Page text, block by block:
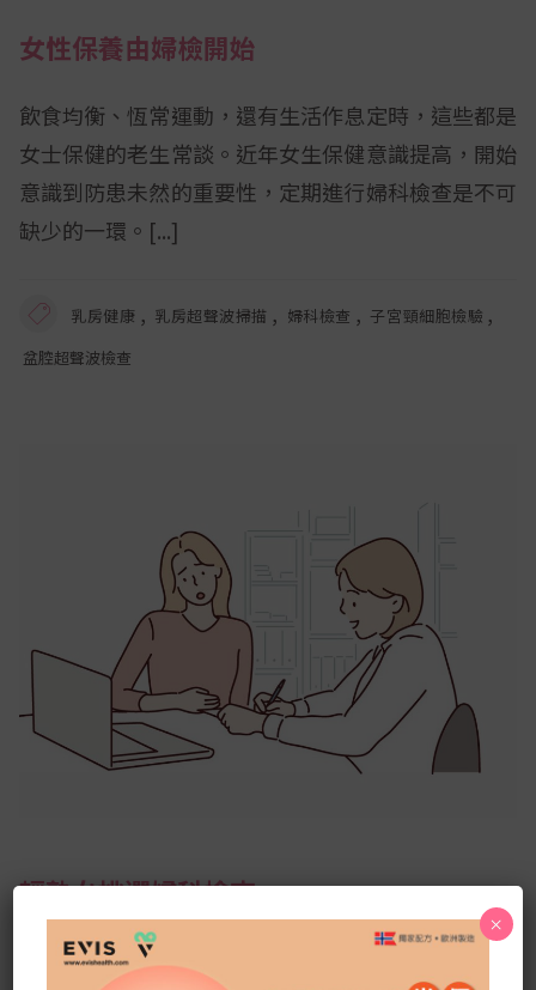
女性保養由婦檢開始
飲食均衡、恆常運動，還有生活作息定時，這些都是
女士保健的老生常談。近年女生保健意識提高，開始
意識到防患未然的重要性，定期進行婦科檢查是不可
缺少的一環。
乳房健康 , 乳房超聲波掃描 , 婦科檢查 , 子宮頸細胞檢驗 ,
盆腔超聲波檢查
輕熟女挑選婦科檢查
周圍都是體檢廣告，究竟幾歲開始適合接受身體檢查
×